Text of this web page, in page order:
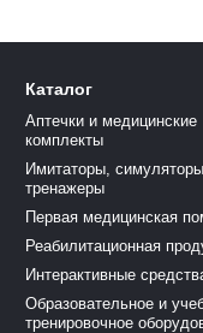
Каталог
Аптечки и медицинские
комплекты
Имитаторы,
тренажеры
Первая медицинская
Реабилитационная
Интерактивные
Образовательное и
тренировочное